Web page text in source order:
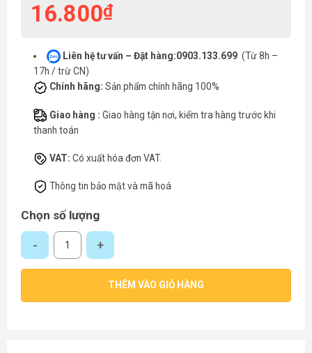
16.800₫
Liên hệ tư vấn – Đặt hàng:0903.133.699(Từ 8h –
17h / trừ CN)
Chính hãng: Sản phẩm chính hãng 100%
Giao hàng : Giao hàng tận nơi, kiểm tra hàng trước khi
thanh toán
VAT: Có xuất hóa đơn VAT.
Thông tin bảo mật và mã hoá
Chọn số lượng
Bánh que Lotte Pepero Snow Almond 39gr/40 số lượng
THÊM VÀO GIỎ HÀNG